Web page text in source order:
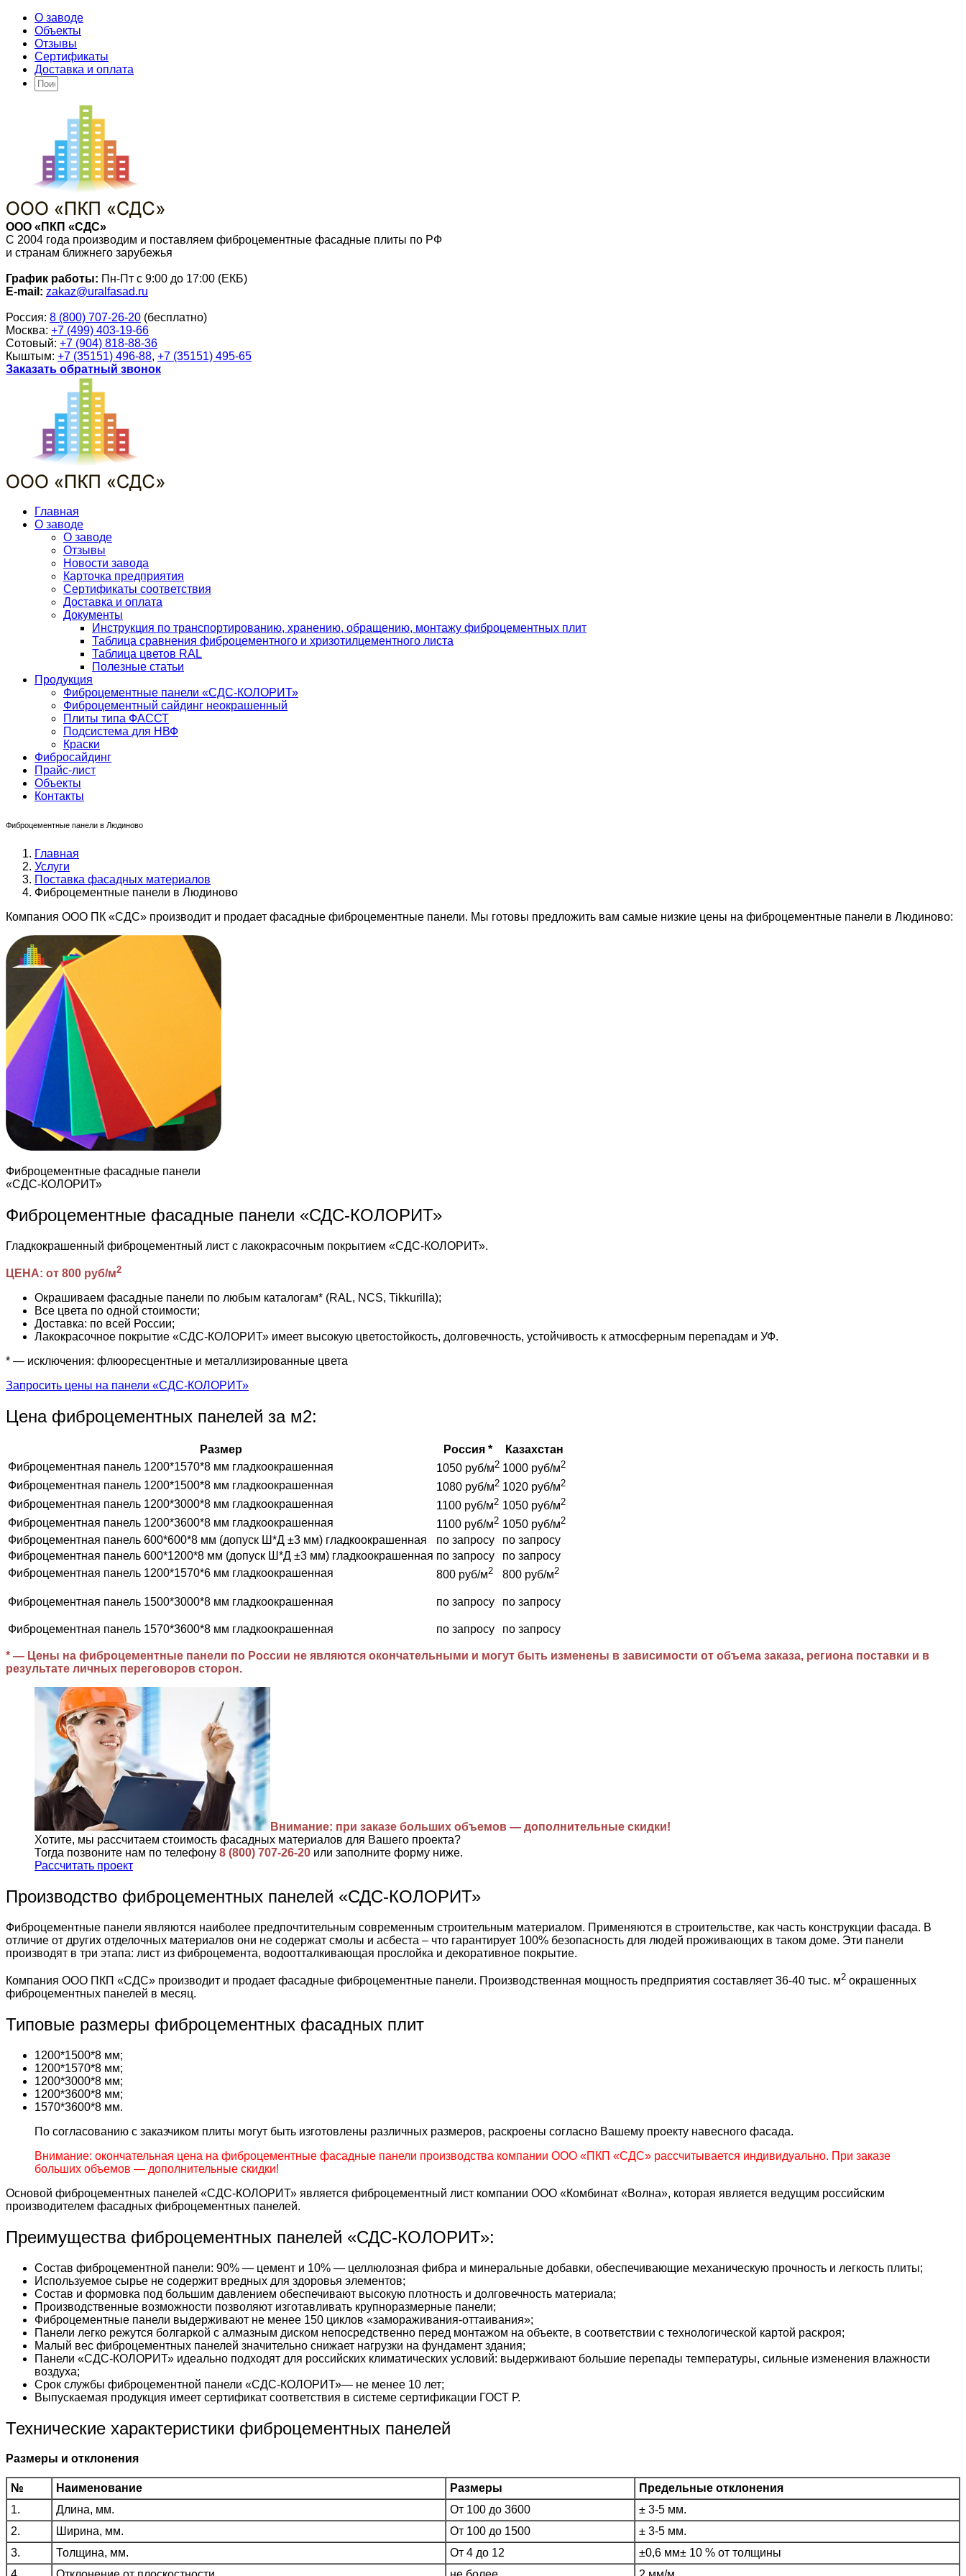
О заводе
Объекты
Отзывы
Сертификаты
Доставка и оплата
ООО «ПКП «СДС»
С 2004 года производим и поставляем фиброцементные фасадные плиты по РФ
и странам ближнего зарубежья
График работы: Пн-Пт с 9:00 до 17:00 (ЕКБ)
E-mail: zakaz@uralfasad.ru
Россия: 8 (800) 707-26-20 (бесплатно)
Москва: +7 (499) 403-19-66
Сотовый: +7 (904) 818-88-36
Кыштым: +7 (35151) 496-88, +7 (35151) 495-65
Заказать обратный звонок
Главная
О заводе
О заводе
Отзывы
Новости завода
Карточка предприятия
Сертификаты соответствия
Доставка и оплата
Документы
Инструкция по транспортированию, хранению, обращению, монтажу фиброцементных плит
Таблица сравнения фиброцементного и хризотилцементного листа
Таблица цветов RAL
Полезные статьи
Продукция
Фиброцементные панели «СДС-КОЛОРИТ»
Фиброцементный сайдинг неокрашенный
Плиты типа ФАССТ
Подсистема для НВФ
Краски
Фибросайдинг
Прайс-лист
Объекты
Контакты
Фиброцементные панели в Людиново
Главная
Услуги
Поставка фасадных материалов
Фиброцементные панели в Людиново
Компания ООО ПК «СДС» производит и продает фасадные фиброцементные панели. Мы готовы предложить вам самые низкие цены на фиброцементные панели в Людиново:
Фиброцементные фасадные панели
«СДС-КОЛОРИТ»
Фиброцементные фасадные панели «СДС-КОЛОРИТ»
Гладкокрашенный фиброцементный лист с лакокрасочным покрытием «СДС-КОЛОРИТ».
ЦЕНА: от 800 руб/м2
Окрашиваем фасадные панели по любым каталогам* (RAL, NCS, Tikkurilla);
Все цвета по одной стоимости;
Доставка: по всей России;
Лакокрасочное покрытие «СДС-КОЛОРИТ» имеет высокую цветостойкость, долговечность, устойчивость к атмосферным перепадам и УФ.
* — исключения: флюоресцентные и металлизированные цвета
Запросить цены на панели «СДС-КОЛОРИТ»
Цена фиброцементных панелей за м2:
Размер Россия *
Казахстан
Фиброцементная панель 1200*1570*8 мм гладкоокрашенная
1050 руб/м2 1000 руб/м2
Фиброцементная панель 1200*1500*8 мм гладкоокрашенная 1080 руб/м2 1020 руб/м2
Фиброцементная панель 1200*3000*8 мм гладкоокрашенная 1100 руб/м2 1050 руб/м2
Фиброцементная панель 1200*3600*8 мм гладкоокрашенная 1100 руб/м2 1050 руб/м2
Фиброцементная панель 600*600*8 мм (допуск Ш*Д ±3 мм) гладкоокрашенная по запросу
по запросу
Фиброцементная панель 600*1200*8 мм (допуск Ш*Д ±3 мм) гладкоокрашенная по запросу
по запросу
Фиброцементная панель 1200*1570*6 мм гладкоокрашенная
800 руб/м2 800 руб/м2
Фиброцементная панель 1500*3000*8 мм гладкоокрашенная по запросу по запросу
Фиброцементная панель 1570*3600*8 мм гладкоокрашенная по запросу по запросу
* — Цены на фиброцементные панели по России не являются окончательными и могут быть изменены в зависимости от объема заказа, региона поставки и в
результате личных переговоров сторон.
Внимание: при заказе больших объемов — дополнительные скидки!
Хотите, мы рассчитаем стоимость фасадных материалов для Вашего проекта?
Тогда позвоните нам по телефону 8 (800) 707-26-20 или заполните форму ниже.
Рассчитать проект
Производство фиброцементных панелей «СДС-КОЛОРИТ»
Фиброцементные панели являются наиболее предпочтительным современным строительным материалом. Применяются в строительстве, как часть конструкции фасада. В
отличие от других отделочных материалов они не содержат смолы и асбеста – что гарантирует 100% безопасность для людей проживающих в таком доме. Эти панели
производят в три этапа: лист из фиброцемента, водоотталкивающая прослойка и декоративное покрытие.
Компания ООО ПКП «СДС» производит и продает фасадные фиброцементные панели. Производственная мощность предприятия составляет 36-40 тыс. м2 окрашенных
фиброцементных панелей в месяц.
Типовые размеры фиброцементных фасадных плит
1200*1500*8 мм;
1200*1570*8 мм;
1200*3000*8 мм;
1200*3600*8 мм;
1570*3600*8 мм.
По согласованию с заказчиком плиты могут быть изготовлены различных размеров, раскроены согласно Вашему проекту навесного фасада.
Внимание: окончательная цена на фиброцементные фасадные панели производства компании ООО «ПКП «СДС» рассчитывается индивидуально. При заказе
больших объемов — дополнительные скидки!
Основой фиброцементных панелей «СДС-КОЛОРИТ» является фиброцементный лист компании ООО «Комбинат «Волна», которая является ведущим российским
производителем фасадных фиброцементных панелей.
Преимущества фиброцементных панелей «СДС-КОЛОРИТ»:
Состав фиброцементной панели: 90% — цемент и 10% — целлюлозная фибра и минеральные добавки, обеспечивающие механическую прочность и легкость плиты;
Используемое сырье не содержит вредных для здоровья элементов;
Состав и формовка под большим давлением обеспечивают высокую плотность и долговечность материала;
Производственные возможности позволяют изготавливать крупноразмерные панели;
Фиброцементные панели выдерживают не менее 150 циклов «замораживания-оттаивания»;
Панели легко режутся болгаркой с алмазным диском непосредственно перед монтажом на объекте, в соответствии с технологической картой раскроя;
Малый вес фиброцементных панелей значительно снижает нагрузки на фундамент здания;
Панели «СДС-КОЛОРИТ» идеально подходят для российских климатических условий: выдерживают большие перепады температуры, сильные изменения влажности
воздуха;
Срок службы фиброцементной панели «СДС-КОЛОРИТ»— не менее 10 лет;
Выпускаемая продукция имеет сертификат соответствия в системе сертификации ГОСТ Р.
Технические характеристики фиброцементных панелей
Размеры и отклонения
№ Наименование Размеры
Предельные отклонения
1.
Длина, мм. От 100 до 3600
± 3-5 мм.
2.
Ширина, мм. От 100 до 1500
± 3-5 мм.
3.
Толщина, мм. От 4 до 12
±0,6 мм± 10 % от толщины